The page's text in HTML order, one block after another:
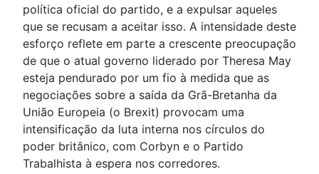
política oficial do partido, e a expulsar aqueles
que se recusam a aceitar isso. A intensidade deste
esforço reflete em parte a crescente preocupação
de que o atual governo liderado por Theresa May
esteja pendurado por um fio à medida que as
negociações sobre a saída da Grã-Bretanha da
União Europeia (o Brexit) provocam uma
intensificação da luta interna nos círculos do
poder britânico, com Corbyn e o Partido
Trabalhista à espera nos corredores.